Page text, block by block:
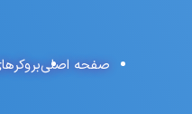
صفحه اصلی